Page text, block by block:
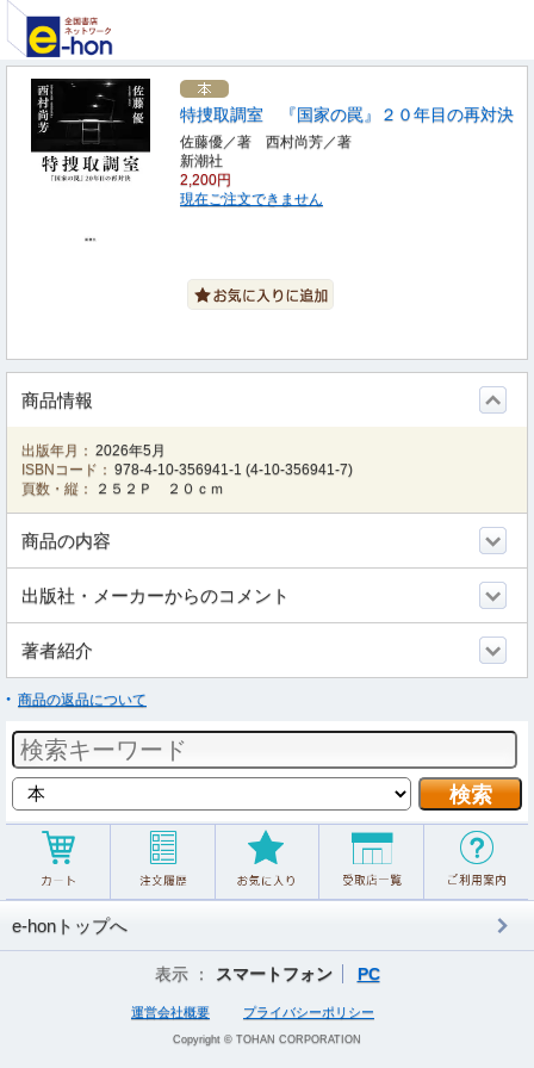
特捜取調室 『国家の罠』２０年目の再対決
佐藤優／著 西村尚芳／著
新潮社
2,200円
現在ご注文できません
商品情報
出版年月： 2026年5月
ISBNコード： 978-4-10-356941-1 (4-10-356941-7)
頁数・縦：
２５２Ｐ ２０ｃｍ
商品の内容
出版社・メーカーからのコメント
著者紹介
商品の返品について
e-honトップへ
表示 ： スマートフォン PC
運営会社概要 プライバシーポリシー
Copyright © TOHAN CORPORATION